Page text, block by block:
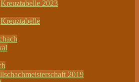
Kreuztabelle 2023
Kreuztabelle
2019